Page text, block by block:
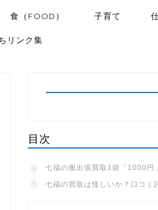
食（FOOD） 子育て
リンク集
目次
七福の服出張買取1袋「1000円
七福の買取は怪しいか？口コミ